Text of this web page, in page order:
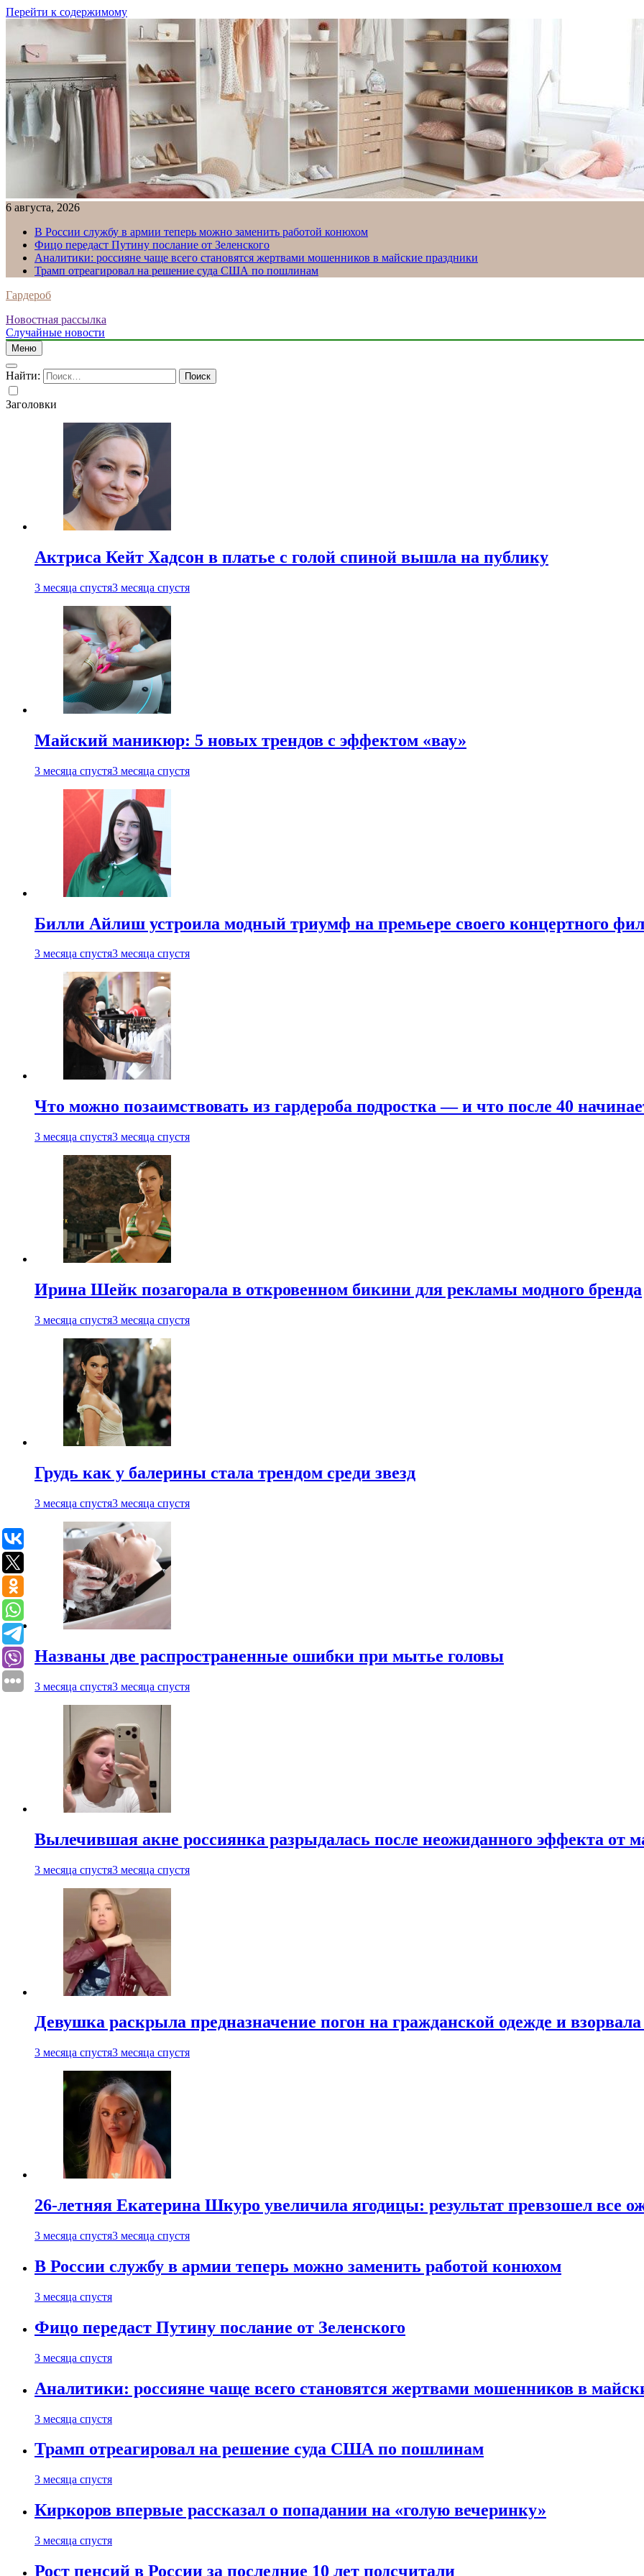
Перейти к содержимому
6 августа, 2026
В России службу в армии теперь можно заменить работой конюхом
Фицо передаст Путину послание от Зеленского
Аналитики: россияне чаще всего становятся жертвами мошенников в майские праздники
Трамп отреагировал на решение суда США по пошлинам
Гардероб
Новостная рассылка
Случайные новости
Меню
Найти:
Заголовки
Актриса Кейт Хадсон в платье с голой спиной вышла на публику
3 месяца спустя3 месяца спустя
Майский маникюр: 5 новых трендов с эффектом «вау»
3 месяца спустя3 месяца спустя
Билли Айлиш устроила модный триумф на премьере своего концертного
3 месяца спустя3 месяца спустя
Что можно позаимствовать из гардероба подростка — и что после 40
3 месяца спустя3 месяца спустя
Ирина Шейк позагорала в откровенном бикини для рекламы модного бренда
3 месяца спустя3 месяца спустя
Грудь как у балерины стала трендом среди звезд
3 месяца спустя3 месяца спустя
Названы две распространенные ошибки при мытье головы
3 месяца спустя3 месяца спустя
Вылечившая акне россиянка разрыдалась после неожиданного эффекта от
3 месяца спустя3 месяца спустя
Девушка раскрыла предназначение погон на гражданской одежде и взорвала
3 месяца спустя3 месяца спустя
26-летняя Екатерина Шкуро увеличила ягодицы: результат превзошел все
3 месяца спустя3 месяца спустя
В России службу в армии теперь можно заменить работой конюхом
3 месяца спустя
Фицо передаст Путину послание от Зеленского
3 месяца спустя
Аналитики: россияне чаще всего становятся жертвами мошенников в
3 месяца спустя
Трамп отреагировал на решение суда США по пошлинам
3 месяца спустя
Киркоров впервые рассказал о попадании на «голую вечеринку»
3 месяца спустя
Рост пенсий в России за последние 10 лет подсчитали